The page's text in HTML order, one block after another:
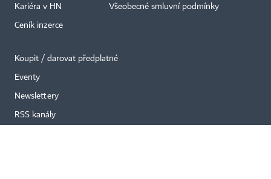
Kariéra v HN
Ceník inzerce
Všeobecné smluvní podmínky
Koupit / darovat předplatné
Eventy
Newslettery
RSS kanály